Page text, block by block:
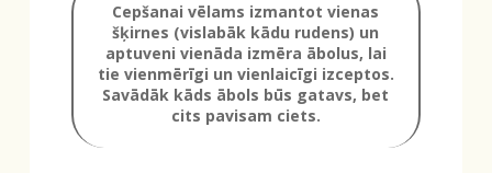
Cepšanai vēlams izmantot vienas
šķirnes (vislabāk kādu rudens) un
aptuveni vienāda izmēra ābolus, lai
tie vienmērīgi un vienlaicīgi izceptos.
Savādāk kāds ābols būs gatavs, bet
cits pavisam ciets.